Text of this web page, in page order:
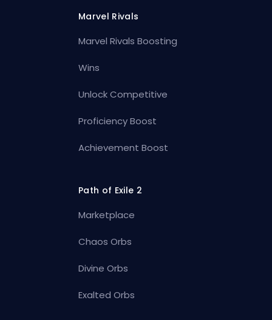
Marvel Rivals
Marvel Rivals Boosting
Wins
Unlock Competitive
Proficiency Boost
Achievement Boost
Path of Exile 2
Marketplace
Chaos Orbs
Divine Orbs
Exalted Orbs